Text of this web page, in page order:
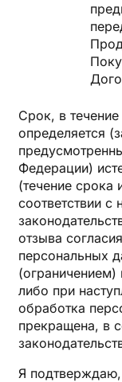
Срок, в течение
определяется
Федерации)
(течение срока
соответствии
отзыва
персональных
(ограничением)
либо при
обработка
прекращена, в
Я